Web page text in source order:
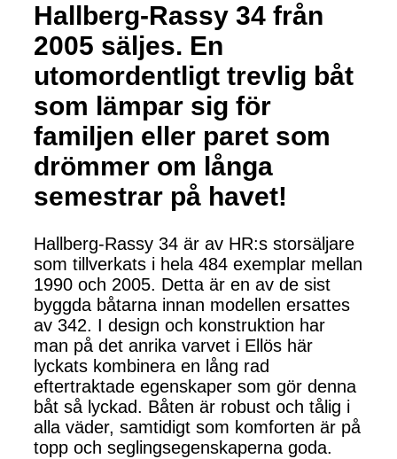
Hallberg-Rassy 34 från
2005 säljes. En
utomordentligt trevlig båt
som lämpar sig för
familjen eller paret som
drömmer om långa
semestrar på havet!
Hallberg-Rassy 34 är av HR:s storsäljare
som tillverkats i hela 484 exemplar mellan
1990 och 2005. Detta är en av de sist
byggda båtarna innan modellen ersattes
av 342. I design och konstruktion har
man på det anrika varvet i Ellös här
lyckats kombinera en lång rad
eftertraktade egenskaper som gör denna
båt så lyckad. Båten är robust och tålig i
alla väder, samtidigt som komforten är på
topp och seglingsegenskaperna goda.